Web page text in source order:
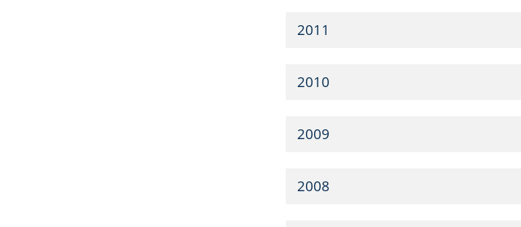
2011
2010
2009
2008